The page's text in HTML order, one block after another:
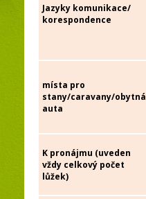
Jazyky komunikace/
korespondence
místa pro
stany/caravany/obytná
auta
K pronájmu (uveden
vždy celkový počet
lůžek)